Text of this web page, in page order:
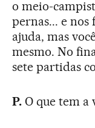
o meio-
pernas... e nos
ajuda, mas
mesmo. No
sete partidas
P.O que tem a